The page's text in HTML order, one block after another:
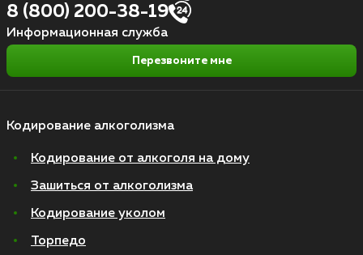
Кодирование алкоголизма
Кодирование от алкоголя на дому
Зашиться от алкоголизма
Кодирование уколом
Торпедо
8 (800) 200-38-19
Информационная служба
Перезвоните мне